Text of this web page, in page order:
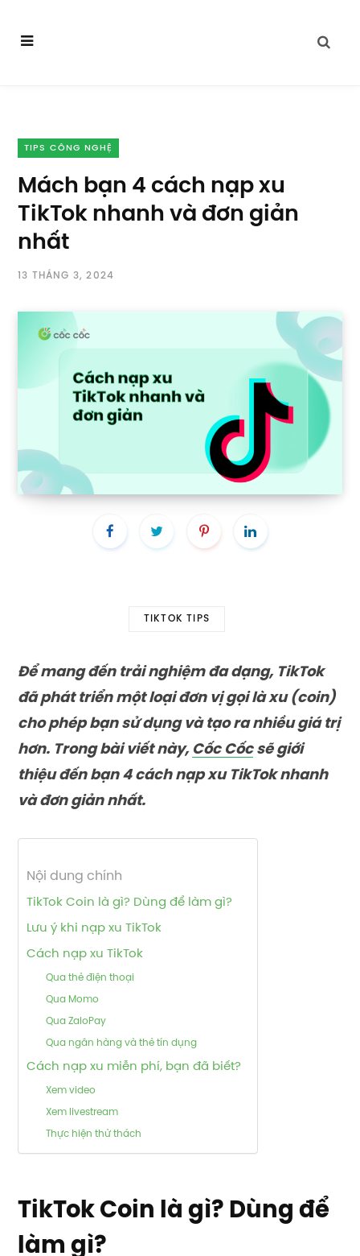
TIPS CÔNG NGHỆ
Mách bạn 4 cách nạp xu
TikTok nhanh và đơn giản
nhất
13 THÁNG 3, 2024
TIKTOK TIPS
Để mang đến trải nghiệm đa dạng, TikTok
đã phát triển một loại đơn vị gọi là xu (coin)
cho phép bạn sử dụng và tạo ra nhiều giá trị
hơn. Trong bài viết này, Cốc Cốcsẽ giới
thiệu đến bạn 4 cách nạp xu TikTok nhanh
và đơn giản nhất.
Nội dung chính
TikTok Coin là gì? Dùng để làm gì?
Lưu ý khi nạp xu TikTok
Cách nạp xu TikTok
Qua thẻ điện thoại
Qua Momo
Qua ZaloPay
Qua ngân hàng và thẻ tín dụng
Cách nạp xu miễn phí, bạn đã biết?
Xem video
Xem livestream
Thực hiện thử thách
TikTok Coin là gì? Dùng để
làm gì?